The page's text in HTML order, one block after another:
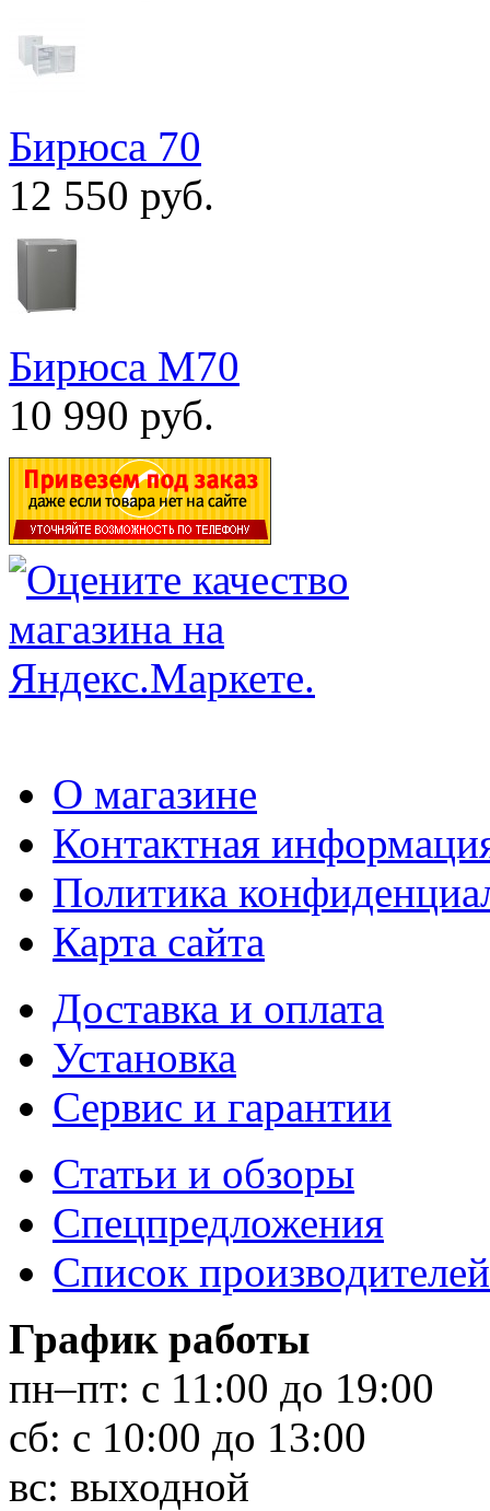
Бирюса 70
12 550 руб.
Бирюса М70
10 990 руб.
О магазине
Контактная
Политика
Карта сайта
Доставка и оплата
Установка
Сервис и гарантии
Статьи и обзоры
Спецпредложения
Список производителей
График работы
пн–пт: с 11:00 до 19:00
сб: с 10:00 до 13:00
вс: выходной